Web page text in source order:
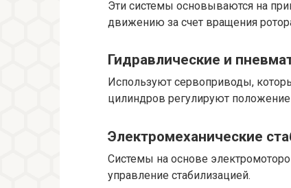
Эти системы основываются на
движению за счет вращения
Гидравлические и
Используют сервоприводы,
цилиндров регулируют
Электромеханические
Системы на основе
управление стабилизацией.